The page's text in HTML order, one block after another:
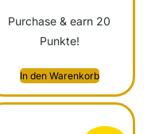
Purchase & earn 20
Punkte!
In den Warenkorb